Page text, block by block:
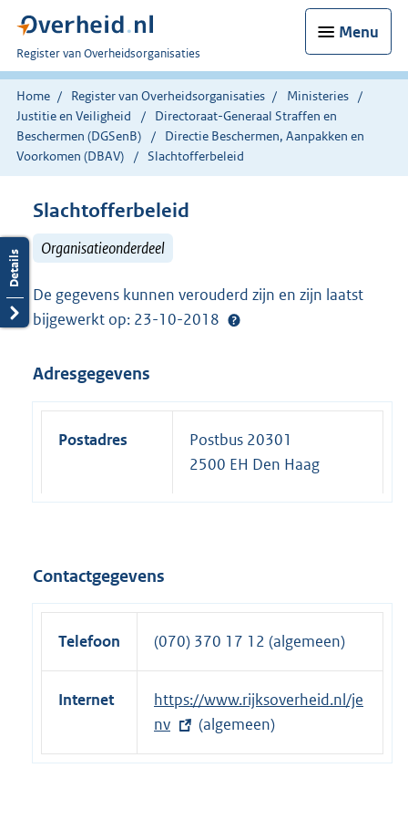
Menu
U
bent
nu
hier:
Register van Overheidsorganisaties
Home Register van Overheidsorganisaties
Ministeries
Justitie en Veiligheid
Directoraat-Generaal Straffen en
Beschermen (DGSenB)
Directie Beschermen, Aanpakken en
Voorkomen (DBAV)
Slachtofferbeleid
Slachtofferbeleid
Organisatieonderdeel
De gegevens kunnen verouderd zijn en zijn laatst
bijgewerkt op: 23-10-2018
Adresgegevens
Postadres
Postbus 20301
2500 EH Den Haag
Contactgegevens
Telefoon (070) 370 17 12 (algemeen)
Internet
E
x
t
https://www.rijksoverheid.nl/je
nv
(algemeen)